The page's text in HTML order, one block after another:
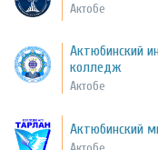
Актобе
Актюбинский
колледж
Актобе
Актюбинский